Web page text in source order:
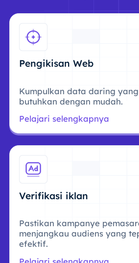
Pengikisan Web
Kumpulkan data daring
butuhkan dengan mudah.
Pelajari selengkapnya
Verifikasi iklan
Pastikan kampanye
menjangkau audiens yang
efektif.